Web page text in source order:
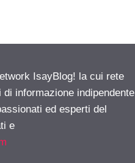
IsayBlog! la cui rete
informazione indipendente
ed esperti del
e